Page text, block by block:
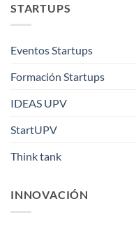
STARTUPS
Eventos Startups
Formación Startups
IDEAS UPV
StartUPV
Think tank
INNOVACIÓN